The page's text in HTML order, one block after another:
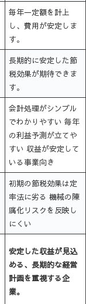
毎年一定額を計上
し、費用が安定しま
す。
長期的に安定した節
税効果が期待できま
す。
会計処理がシンプル
でわかりやすい 毎年
の利益予測が立てや
すい 収益が安定して
いる事業向き
初期の節税効果は定
率法に劣る 機械の陳
腐化リスクを反映し
にくい
安定した収益が見込
める、長期的な経営
計画を重視する企
業。